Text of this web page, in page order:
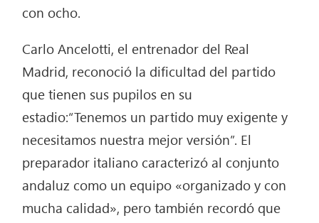
con ocho.
Carlo Ancelotti, el entrenador del Real
Madrid, reconoció la dificultad del partido
que tienen sus pupilos en su
estadio:“Tenemos un partido muy exigente y
necesitamos nuestra mejor versión”. El
preparador italiano caracterizó al conjunto
andaluz como un equipo «organizado y con
mucha calidad», pero también recordó que